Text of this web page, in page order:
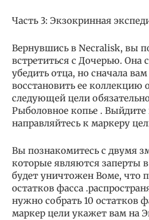
Часть 3: Экзокринная
Вернувшись в Necralisk, вы
встретиться с Дочерью. Она
убедить отца, но сначала
восстановить ее коллекцию
следующей цели
Рыболовное копье . Выйдите
направляйтесь к маркеру
Вы познакомитесь с двумя
которые являются заперты
будет уничтожен Воме, что
остатков фасса
нужно собрать 10 остатков
маркер цели укажет вам на